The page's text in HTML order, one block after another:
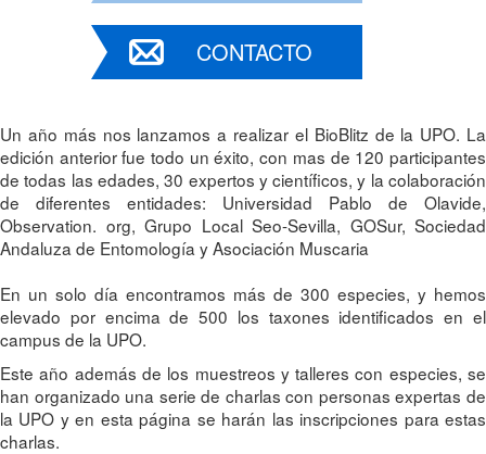
CONTACTO
Un año más nos lanzamos a realizar el BioBlitz de la UPO. La
edición anterior fue todo un éxito, con mas de 120 participantes
de todas las edades, 30 expertos y científicos, y la colaboración
de diferentes entidades: Universidad Pablo de Olavide,
Observation. org, Grupo Local Seo-Sevilla, GOSur, Sociedad
Andaluza de Entomología y Asociación Muscaria
En un solo día encontramos más de 300 especies, y hemos
elevado por encima de 500 los taxones identificados en el
campus de la UPO.
Este año además de los muestreos y talleres con especies, se
han organizado una serie de charlas con personas expertas de
la UPO y en esta página se harán las inscripciones para estas
charlas.